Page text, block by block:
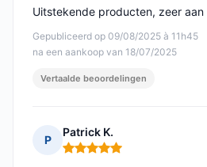
Gepubliceerd op 09/08/2025 à 11h45
na een aankoop van 18/07/2025
Uitstekende producten, zeer
Vertaalde beoordelingen
P
Patrick K.
Opmerking: 5 van 5